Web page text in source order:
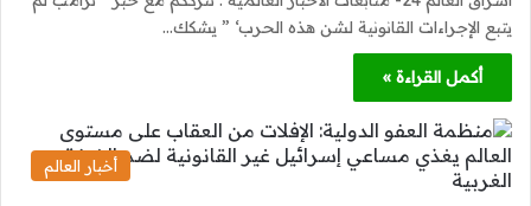
يتبع الإجراءات القانونية لشن هذه الحرب‘ ” يشكك…
أكمل القراءة »
أخبار العالم